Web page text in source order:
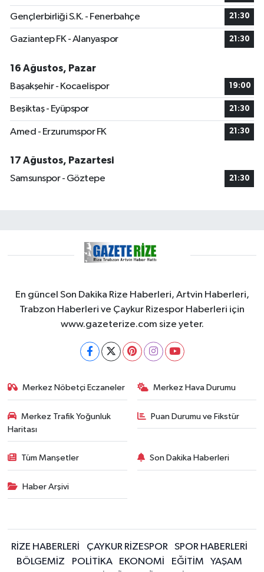
Gençlerbirliği S.K. - Fenerbahçe 21:30
Gaziantep FK - Alanyaspor 21:30
16 Ağustos, Pazar
Başakşehir - Kocaelispor
19:00
Beşiktaş - Eyüpspor 21:30
Amed - Erzurumspor FK 21:30
17 Ağustos, Pazartesi
Samsunspor - Göztepe
21:30
En güncel Son Dakika Rize Haberleri, Artvin Haberleri,
Trabzon Haberleri ve Çaykur Rizespor Haberleri için
www.gazeterize.com size yeter.
Merkez Nöbetçi Eczaneler Merkez Hava Durumu
Merkez Trafik Yoğunluk
Haritası
Puan Durumu ve Fikstür
Tüm Manşetler Son Dakika Haberleri
Haber Arşivi
RİZE HABERLERİ ÇAYKUR RİZESPOR
SPOR HABERLERİ
BÖLGEMİZ
POLİTİKA EKONOMİ EĞİTİM
YAŞAM